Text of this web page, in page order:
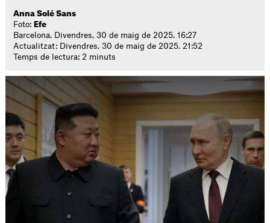
Anna Solé Sans
Foto: Efe
Barcelona. Divendres, 30 de maig de 2025. 16:27
Actualitzat: Divendres, 30 de maig de 2025. 21:52
Temps de lectura: 2 minuts